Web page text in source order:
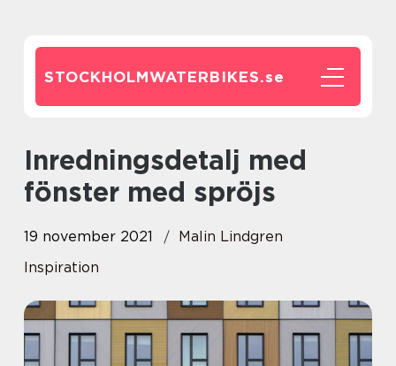
STOCKHOLMWATERBIKES.se
Inredningsdetalj med
fönster med spröjs
19 november 2021
Malin Lindgren
Inspiration